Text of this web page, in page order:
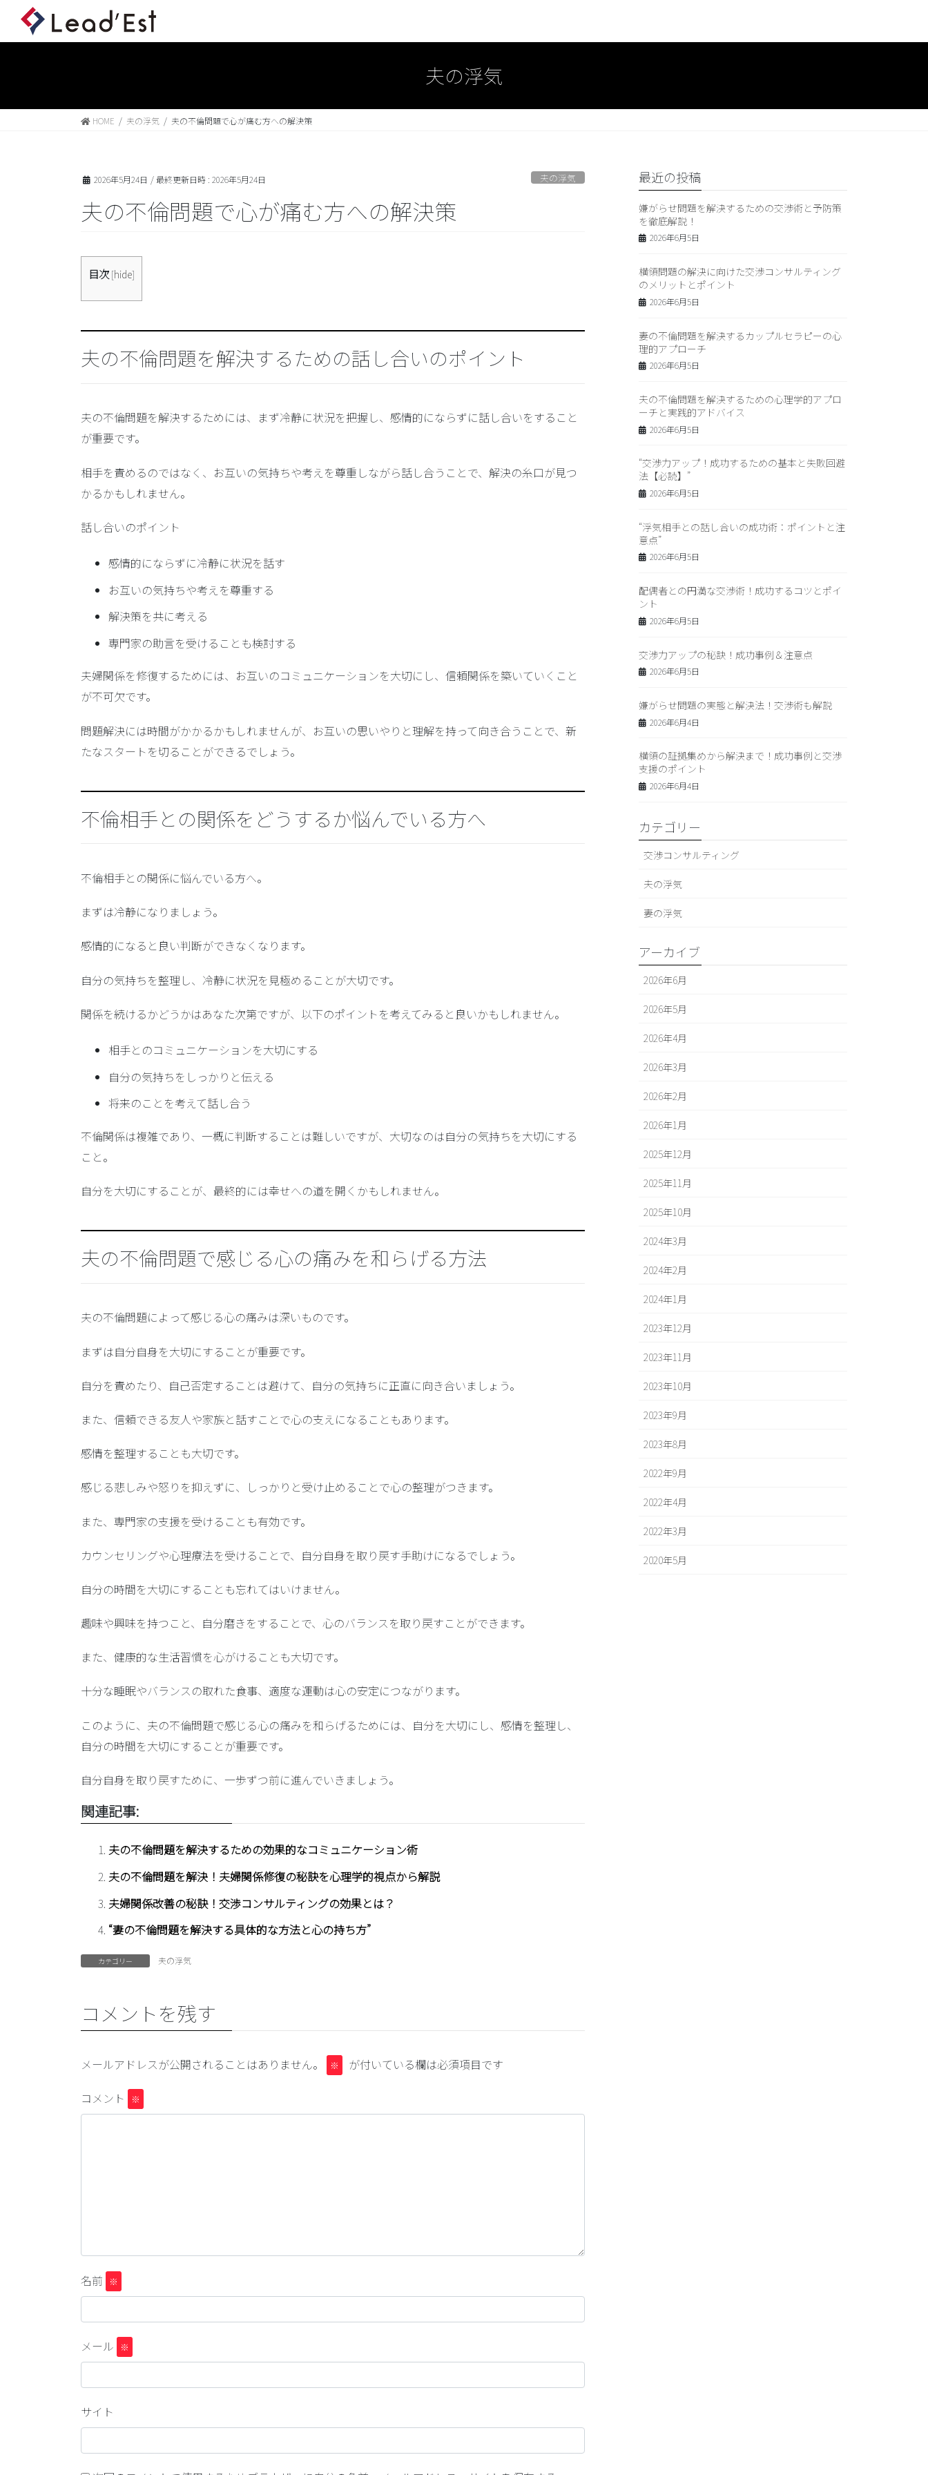
夫の浮気
HOME 夫の浮気 夫の不倫問題で心が痛む方への解決策
2026年5月24日 / 最終更新日時 : 2026年5月24日 夫の浮気
夫の不倫問題で心が痛む方への解決策
目次 [hide]
夫の不倫問題を解決するための話し合いのポイント
夫の不倫問題を解決するためには、まず冷静に状況を把握し、感情的にならずに話し合いをすること
が重要です。
相手を責めるのではなく、お互いの気持ちや考えを尊重しながら話し合うことで、解決の糸口が見つ
かるかもしれません。
話し合いのポイント
感情的にならずに冷静に状況を話す
お互いの気持ちや考えを尊重する
解決策を共に考える
専門家の助言を受けることも検討する
夫婦関係を修復するためには、お互いのコミュニケーションを大切にし、信頼関係を築いていくこと
が不可欠です。
問題解決には時間がかかるかもしれませんが、お互いの思いやりと理解を持って向き合うことで、新
たなスタートを切ることができるでしょう。
不倫相手との関係をどうするか悩んでいる方へ
不倫相手との関係に悩んでいる方へ。
まずは冷静になりましょう。
感情的になると良い判断ができなくなります。
自分の気持ちを整理し、冷静に状況を見極めることが大切です。
関係を続けるかどうかはあなた次第ですが、以下のポイントを考えてみると良いかもしれません。
相手とのコミュニケーションを大切にする
自分の気持ちをしっかりと伝える
将来のことを考えて話し合う
不倫関係は複雑であり、一概に判断することは難しいですが、大切なのは自分の気持ちを大切にする
こと。
自分を大切にすることが、最終的には幸せへの道を開くかもしれません。
夫の不倫問題で感じる心の痛みを和らげる方法
夫の不倫問題によって感じる心の痛みは深いものです。
まずは自分自身を大切にすることが重要です。
自分を責めたり、自己否定することは避けて、自分の気持ちに正直に向き合いましょう。
また、信頼できる友人や家族と話すことで心の支えになることもあります。
感情を整理する ことも大切です。
感じる悲しみや怒りを抑えずに、しっかりと受け止めることで心の整理がつきます。
また、専門家の支援を受けることも有効です。
カウンセリングや心理療法を受けることで、自分自身を取り戻す手助けになるでしょう。
自分の時間を大切にする ことも忘れてはいけません。
趣味や興味を持つこと、自分磨きをすることで、心のバランスを取り戻すことができます。
また、健康的な生活習慣を心がけることも大切です。
十分な睡眠やバランスの取れた食事、適度な運動は心の安定につながります。
このように、夫の不倫問題で感じる心の痛みを和らげるためには、自分を大切にし、感情を整理し、
自分の時間を大切にすることが重要です。
自分自身を取り戻すために、一歩ずつ前に進んでいきましょう。
関連記事:
夫の不倫問題を解決するための効果的なコミュニケーション術
夫の不倫問題を解決！夫婦関係修復の秘訣を心理学的視点から解説
夫婦関係改善の秘訣！交渉コンサルティングの効果とは？
“妻の不倫問題を解決する具体的な方法と心の持ち方”
カテゴリー 夫の浮気
コメントを残す
メールアドレスが公開されることはありません。 ※ が付いている欄は必須項目です
コメント ※
名前 ※
メール ※
サイト
最近の投稿
嫌がらせ問題を解決するための交渉術と予防策
を徹底解説！
2026年6月5日
横領問題の解決に向けた交渉コンサルティング
のメリットとポイント
2026年6月5日
妻の不倫問題を解決するカップルセラピーの心
理的アプローチ
2026年6月5日
夫の不倫問題を解決するための心理学的アプロ
ーチと実践的アドバイス
2026年6月5日
“交渉力アップ！成功するための基本と失敗回避
法【必読】”
2026年6月5日
“浮気相手との話し合いの成功術：ポイントと注
意点”
2026年6月5日
配偶者との円満な交渉術！成功するコツとポイ
ント
2026年6月5日
交渉力アップの秘訣！成功事例＆注意点
2026年6月5日
嫌がらせ問題の実態と解決法！交渉術も解説
2026年6月4日
横領の証拠集めから解決まで！成功事例と交渉
支援のポイント
2026年6月4日
カテゴリー
交渉コンサルティング
夫の浮気
妻の浮気
アーカイブ
2026年6月
2026年5月
2026年4月
2026年3月
2026年2月
2026年1月
2025年12月
2025年11月
2025年10月
2024年3月
2024年2月
2024年1月
2023年12月
2023年11月
2023年10月
2023年9月
2023年8月
2022年9月
2022年4月
2022年3月
2020年5月